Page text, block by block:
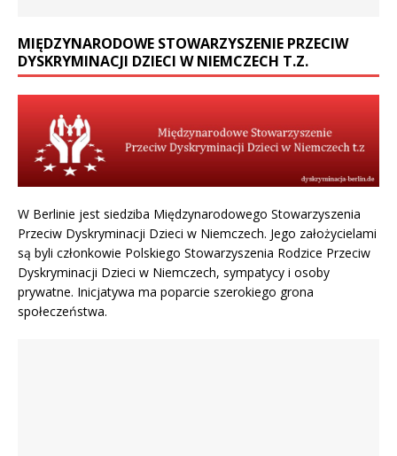
MIĘDZYNARODOWE STOWARZYSZENIE PRZECIW
DYSKRYMINACJI DZIECI W NIEMCZECH T.Z.
W Berlinie jest siedziba Międzynarodowego Stowarzyszenia
Przeciw Dyskryminacji Dzieci w Niemczech. Jego założycielami
są byli członkowie Polskiego Stowarzyszenia Rodzice Przeciw
Dyskryminacji Dzieci w Niemczech, sympatycy i osoby
prywatne. Inicjatywa ma poparcie szerokiego grona
społeczeństwa.